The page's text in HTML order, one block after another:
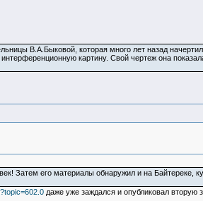
В.А.Быковой, которая много лет назад
картину. Свой чертеж она
Затем его материалы обнаружил и на Байтереке,
даже уже заждался и опубликовал вторую